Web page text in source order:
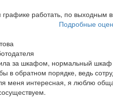
работать, по выходным
Подробные
за шкафом, нормальный шкаф
в обратном порядке, ведь
меня интересная, я люблю